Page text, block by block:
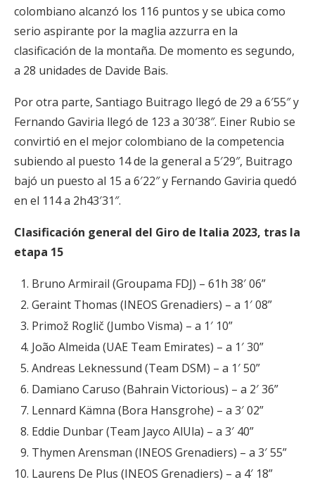
colombiano alcanzó los 116 puntos y se ubica como
serio aspirante por la maglia azzurra en la
clasificación de la montaña. De momento es segundo,
a 28 unidades de Davide Bais.
Por otra parte, Santiago Buitrago llegó de 29 a 6′55″ y
Fernando Gaviria llegó de 123 a 30′38″. Einer Rubio se
convirtió en el mejor colombiano de la competencia
subiendo al puesto 14 de la general a 5′29″, Buitrago
bajó un puesto al 15 a 6′22″ y Fernando Gaviria quedó
en el 114 a 2h43′31″.
Clasificación general del Giro de Italia 2023, tras la
etapa 15
Bruno Armirail (Groupama FDJ) – 61h 38′ 06”
Geraint Thomas (INEOS Grenadiers) – a 1′ 08”
Primož Roglič (Jumbo Visma) – a 1′ 10”
João Almeida (UAE Team Emirates) – a 1′ 30”
Andreas Leknessund (Team DSM) – a 1′ 50”
Damiano Caruso (Bahrain Victorious) – a 2′ 36”
Lennard Kämna (Bora Hansgrohe) – a 3′ 02”
Eddie Dunbar (Team Jayco AlUla) – a 3′ 40”
Thymen Arensman (INEOS Grenadiers) – a 3′ 55”
Laurens De Plus (INEOS Grenadiers) – a 4′ 18”